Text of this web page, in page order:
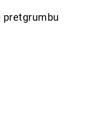
pretgrumbu